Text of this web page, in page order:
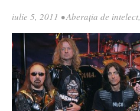
iulie 5, 2011 •Aberația de intelect,